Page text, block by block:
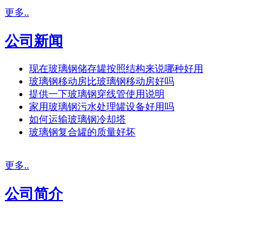
更多..
公司新闻
现在玻璃钢储存罐按照结构来说哪种好用
玻璃钢移动房比玻璃钢移动房好吗
提供一下玻璃钢穿线管使用说明
家用玻璃钢污水处理罐设备好用吗
如何运输玻璃钢冷却塔
玻璃钢复合罐的质量好坏
更多..
公司简介